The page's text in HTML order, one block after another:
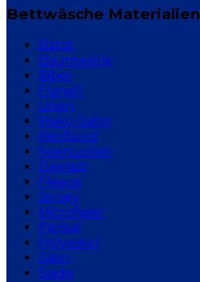
Bettwäsche Materialien
Batist
Baumwolle
Biber
Flanell
Linon
Mako-Satin
Renforcé
Seersucker
Damast
Fleece
Jersey
Microfaser
Perkal
Polyester
Satin
Seide